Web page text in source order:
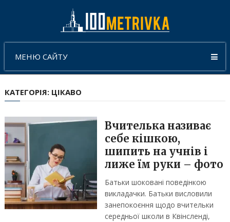
МЕНЮ САЙТУ
КАТЕГОРІЯ: ЦІКАВО
Вчителька називає
себе кішкою,
шипить на учнів і
лиже їм руки – фото
Батьки шоковані поведінкою
викладачки. Батьки висловили
занепокоєння щодо вчительки
середньої школи в Квінсленді,